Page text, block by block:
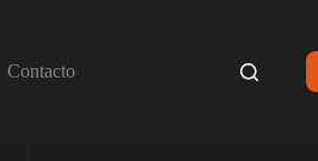
Contacto